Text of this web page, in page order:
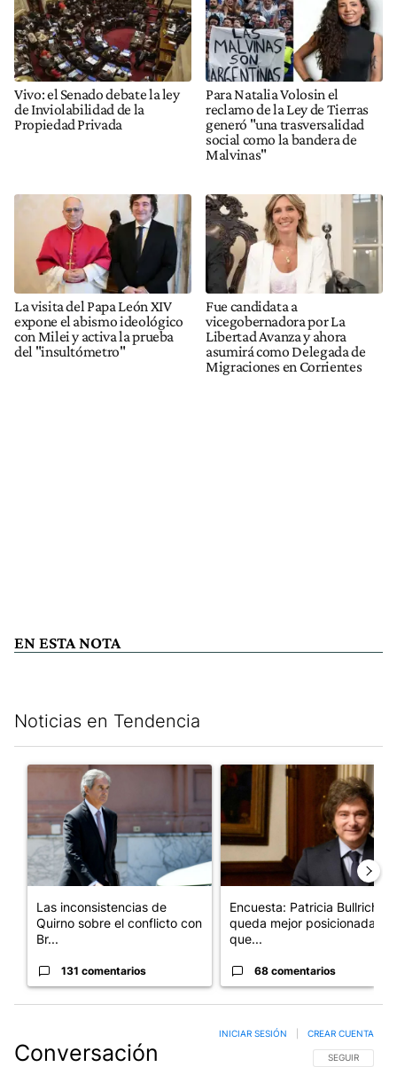
Vivo: el Senado debate la ley
de Inviolabilidad de la
Propiedad Privada
Para Natalia Volosin el
reclamo de la Ley de Tierras
generó "una trasversalidad
social como la bandera de
Malvinas"
La visita del Papa León XIV
expone el abismo ideológico
con Milei y activa la prueba
del "insultómetro"
Fue candidata a
vicegobernadora por La
Libertad Avanza y ahora
asumirá como Delegada de
Migraciones en Corrientes
EN ESTA NOTA
Noticias en Tendencia
Un artículo de tendencia con el título "Las inconsistencias de
Las inconsistencias de
Quirno sobre el conflicto con
Br...
131 comentarios
Un artículo de tendencia con
Encuesta: Patricia Bullrich
queda mejor posicionada
que...
68 comentarios
Conversación SIGA ESTA
SEGUIR
INICIAR SESIÓN CREAR CUENTA